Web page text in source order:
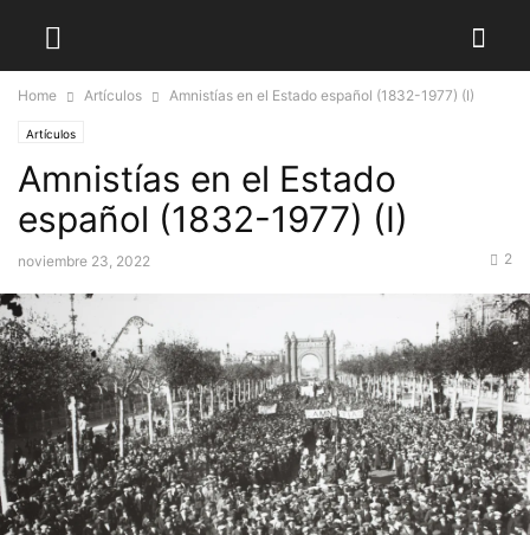
Home Artículos Amnistías en el Estado español (1832-1977) (I)
Artículos
Amnistías en el Estado
español (1832-1977) (I)
noviembre 23, 2022 2